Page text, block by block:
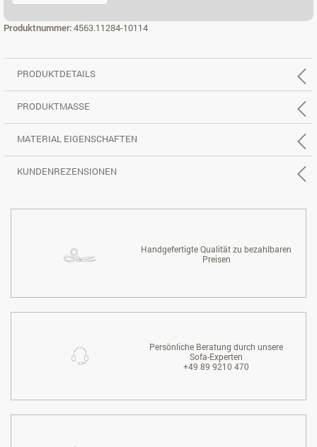
Produktnummer:4563.11284-10114
PRODUKTDETAILS
PRODUKTMASSE
MATERIAL EIGENSCHAFTEN
KUNDENREZENSIONEN
Handgefertigte Qualität zu bezahlbaren
Preisen
Persönliche Beratung durch unsere
Sofa-Experten
+49 89 9210 470